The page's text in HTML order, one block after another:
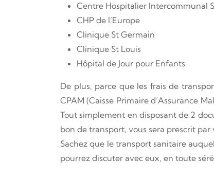
Centre Hospitalier Intercommunal
CHP de l’Europe
Clinique St Germain
Clinique St Louis
Hôpital de Jour pour Enfants
De plus, parce que les frais de
CPAM (Caisse Primaire d’Assurance
Tout simplement en disposant de 2
bon de transport, vous sera prescrit
Sachez que le transport sanitaire
pourrez discuter avec eux, en toute